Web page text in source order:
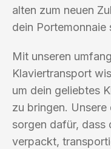
alten zum neuen
dein Portemonnaie
Mit unseren
Klaviertransport
um dein geliebtes
zu bringen.
sorgen dafür, dass
verpackt,